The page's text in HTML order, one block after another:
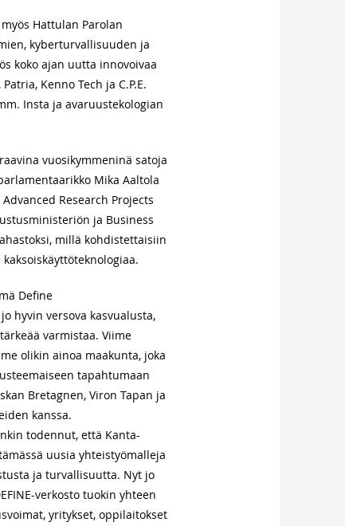
Hattulan Parolan
kyberturvallisuuden ja
koko ajan uutta innovoivaa
Kenno Tech ja C.P.E.
Insta ja avaruustekologian
vuosikymmeninä satoja
Mika Aaltola
Research Projects
ja Business
millä kohdistettaisiin
Define
hyvin versova kasvualusta,
varmistaa. Viime
olikin ainoa maakunta, joka
tapahtumaan
Bretagnen, Viron Tapan ja
kanssa.
todennut, että Kanta-
uusia yhteistyömalleja
ja turvallisuutta. Nyt jo
verkosto tuokin yhteen
yritykset, oppilaitokset